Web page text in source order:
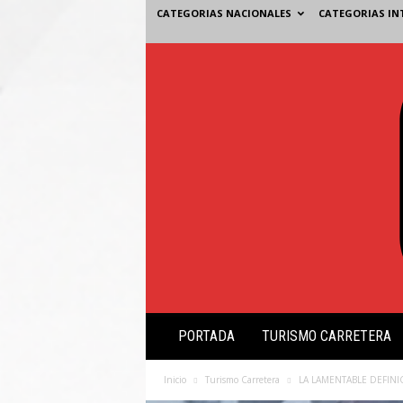
CATEGORIAS NACIONALES CATEGORIAS
s
ó
PORTADA TURISMO CARRETERA
Inicio Turismo Carretera LA LAMENTABLE